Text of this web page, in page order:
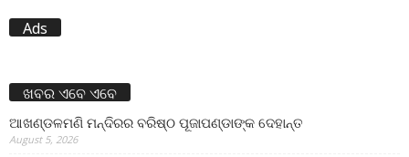
Ads
ଖବର ଏବେ ଏବେ
ଆଖଣ୍ଡଳମଣି ମନ୍ଦିରର ବରିଷ୍ଠ ପୂଜାପଣ୍ଡାଙ୍କ ଦେହାନ୍ତ
August 5, 2026